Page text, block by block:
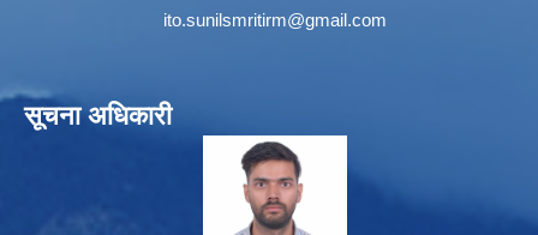
ito.sunilsmritirm@gmail.com
सूचना अधिकारी